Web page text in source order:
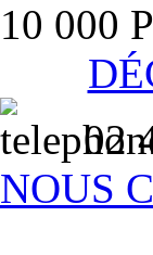
10 000
02
NOUS